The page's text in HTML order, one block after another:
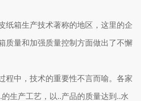
纸箱生产技术著称的地区，这里的企
质量和加强质量控制方面做出了不懈
程中，技术的重要性不言而喻。各家
生产工艺，以..产品的质量达到..水